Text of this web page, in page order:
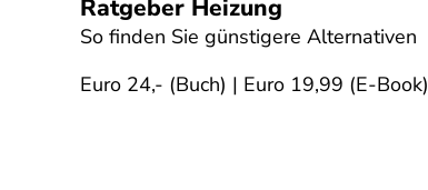
Ratgeber Heizung
So finden Sie günstigere Alternativen
Euro 24,- (Buch) | Euro 19,99 (E-Book)